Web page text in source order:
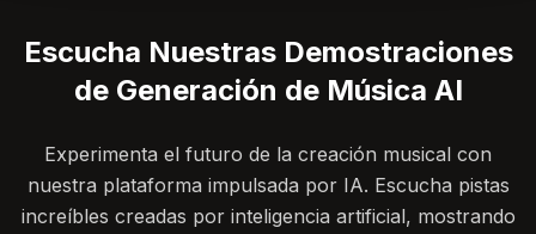
Escucha Nuestras Demostraciones
de Generación de Música AI
Experimenta el futuro de la creación musical con
nuestra plataforma impulsada por IA. Escucha pistas
increíbles creadas por inteligencia artificial, mostrando